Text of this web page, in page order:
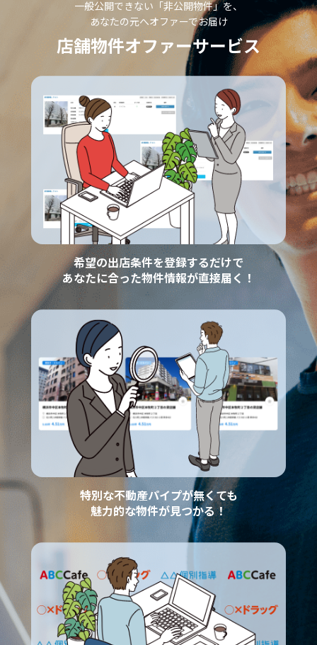
一般公開できない「非公開物件」を、
あなたの元へオファーでお届け
店舗物件オファーサービス
希望の出店条件を登録するだけで
あなたに合った物件情報が直接届く！
特別な不動産パイプが無くても
魅力的な物件が見つかる！